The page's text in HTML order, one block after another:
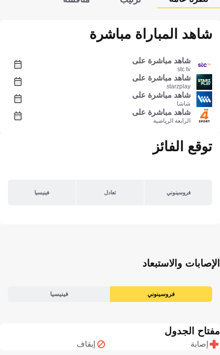
شاهد المباراة مباشرة
شاهد مباشرة على
stc tv
شاهد مباشرة على
starzplay
شاهد مباشرة على
شاشا
شاهد مباشرة على
الرابعة الرياضية
توقع الفائز
فروسينوني تعادل فينيسيا
الإصابات والاستبعاد
فروسينوني فينيسيا
مفتاح الجدول
إصابة إيقاف